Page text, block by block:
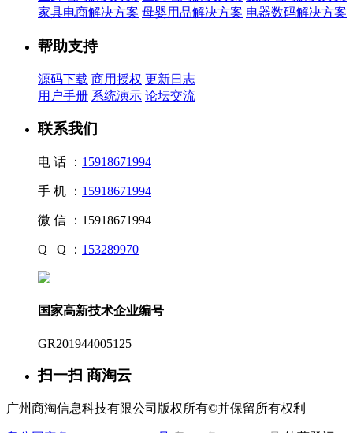
家具电商解决方案 母婴用品解决方案 电器数码解决方案
帮助支持
源码下载 商用授权 更新日志
用户手册 系统演示 论坛交流
联系我们
电 话 ： 15918671994
手 机 ： 15918671994
微 信 ： 15918671994
Q Q ： 153289970
国家高新技术企业编号
GR201944005125
扫一扫 商淘云
广州商淘信息科技有限公司版权所有©并保留所有权利